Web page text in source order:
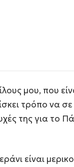
μου, που
τρόπο να σε
της για το
είναι